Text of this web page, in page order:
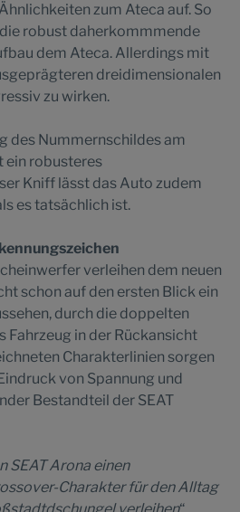
zum Ateca auf. So
robust daherkommmende
dem Ateca. Allerdings mit
dreidimensionalen
zu wirken.
des Nummernschildes am
ein robusteres
Kniff lässt das Auto zudem
es tatsächlich ist.
verleihen dem neuen
schon auf den ersten Blick ein
durch die doppelten
Fahrzeug in der Rückansicht
Charakterlinien sorgen
von Spannung und
Bestandteil der SEAT
SEAT Arona einen
Charakter für den Alltag